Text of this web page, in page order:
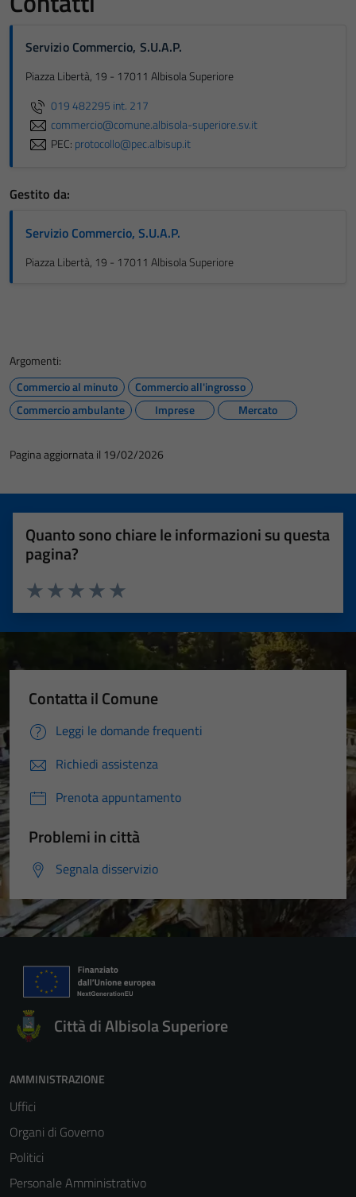
Servizio Commercio, S.U.A.P.
Piazza Libertà, 19 - 17011 Albisola Superiore
019 482295 int. 217
commercio@comune.albisola-superiore.sv.it
PEC: protocollo@pec.albisup.it
Gestito da:
Servizio Commercio, S.U.A.P.
Piazza Libertà, 19 - 17011 Albisola Superiore
Argomenti:
Commercio al minuto
Commercio all'ingrosso
Commercio ambulante
Imprese Mercato
Pagina aggiornata il 19/02/2026
Quanto sono chiare le informazioni su questa
pagina?
Valuta 5 stelle su 5
Valuta 4 stelle su 5
Valuta 3 stelle su 5
Valuta 2 stelle su 5
Valuta 1 stelle su 5
Contatta il Comune
Leggi le domande frequenti
Richiedi assistenza
Prenota appuntamento
Problemi in città
Segnala disservizio
Città di Albisola Superiore
AMMINISTRAZIONE
Uffici
Organi di Governo
Politici
Personale Amministrativo